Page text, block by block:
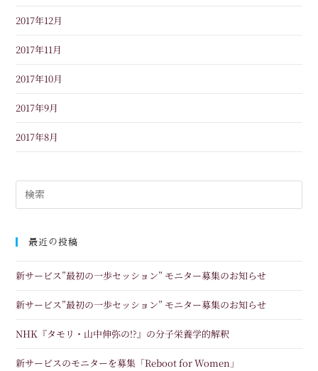
2017年12月
2017年11月
2017年10月
2017年9月
2017年8月
最近の投稿
新サービス”最初の一歩セッション” モニター募集のお知らせ
新サービス”最初の一歩セッション” モニター募集のお知らせ
NHK『タモリ・山中伸弥の!?』の分子栄養学的解釈
新サービスのモニターを募集「Reboot for Women」